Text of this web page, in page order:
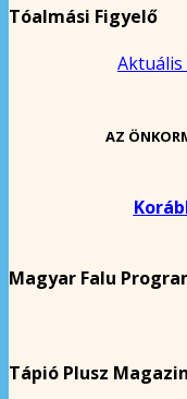
Tóalmási Figyelő
Aktuális
AZ
Magyar Falu
Tápió Plusz Magazin